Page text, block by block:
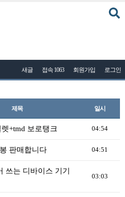
새글 접속 1063 회원가입 로그인
제목 일시
+tmd 보로탱크 04:54
판매합니다 04:51
쓰는 디바이스 기기
03:03